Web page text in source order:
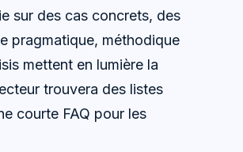
sur des cas concrets, des
pragmatique, méthodique
mettent en lumière la
trouvera des listes
courte FAQ pour les